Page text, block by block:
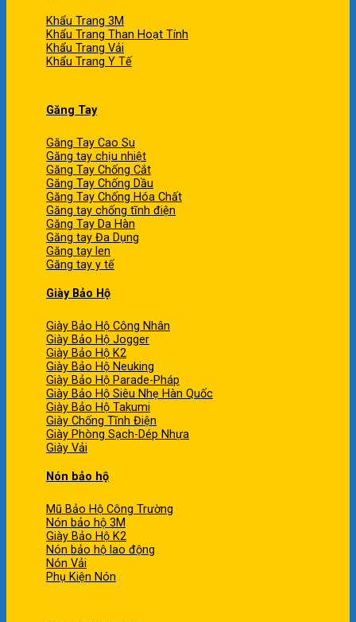
Khẩu Trang 3M
Khẩu Trang Than Hoạt Tính
Khẩu Trang Vải
Khẩu Trang Y Tế
Găng Tay
Găng Tay Cao Su
Găng tay chịu nhiệt
Găng Tay Chống Cắt
Găng Tay Chống Dầu
Găng Tay Chống Hóa Chất
Găng tay chống tĩnh điện
Găng Tay Da Hàn
Găng tay Đa Dụng
Găng tay len
Găng tay y tế
Giày Bảo Hộ
Giày Bảo Hộ Công Nhân
Giày Bảo Hộ Jogger
Giày Bảo Hộ K2
Giày Bảo Hộ Neuking
Giày Bảo Hộ Parade-Pháp
Giày Bảo Hộ Siêu Nhẹ Hàn Quốc
Giày Bảo Hộ Takumi
Giày Chống Tĩnh Điện
Giày Phòng Sạch-Dép Nhựa
Giày Vải
Nón bảo hộ
Mũ Bảo Hộ Công Trường
Nón bảo hộ 3M
Giày Bảo Hộ K2
Nón bảo hộ lao động
Nón Vải
Phụ Kiện Nón